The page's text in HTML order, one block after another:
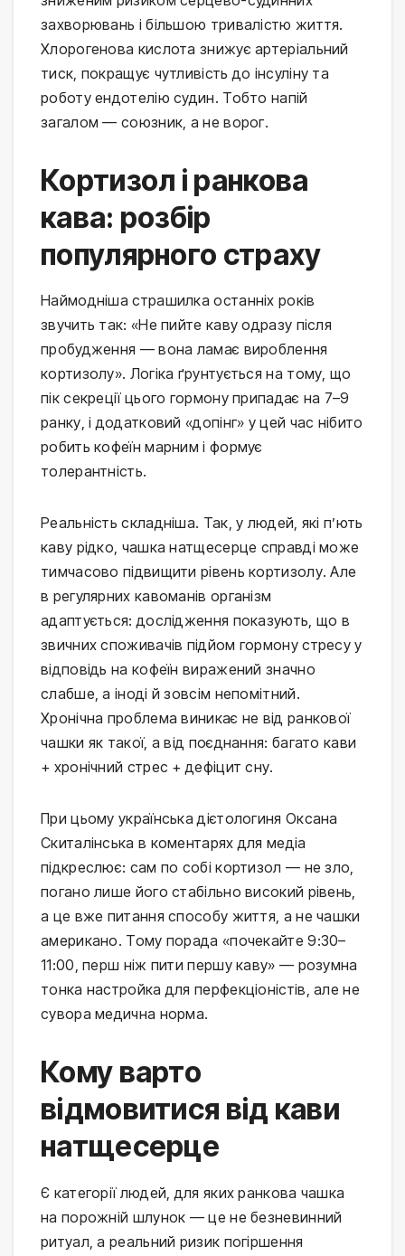
захворювань і більшою тривалістю життя.
Хлорогенова кислота знижує артеріальний
тиск, покращує чутливість до інсуліну та
роботу ендотелію судин. Тобто напій
загалом — союзник, а не ворог.
Кортизол і ранкова
кава: розбір
популярного страху
Наймодніша страшилка останніх років
звучить так: «Не пийте каву одразу після
пробудження — вона ламає вироблення
кортизолу». Логіка ґрунтується на тому, що
пік секреції цього гормону припадає на 7–9
ранку, і додатковий «допінг» у цей час нібито
робить кофеїн марним і формує
толерантність.
Реальність складніша. Так, у людей, які п’ють
каву рідко, чашка натщесерце справді може
тимчасово підвищити рівень кортизолу. Але
в регулярних кавоманів організм
адаптується: дослідження показують, що в
звичних споживачів підйом гормону стресу у
відповідь на кофеїн виражений значно
слабше, а іноді й зовсім непомітний.
Хронічна проблема виникає не від ранкової
чашки як такої, а від поєднання: багато кави
+ хронічний стрес + дефіцит сну.
При цьому українська дієтологиня Оксана
Скиталінська в коментарях для медіа
підкреслює: сам по собі кортизол — не зло,
погано лише його стабільно високий рівень,
а це вже питання способу життя, а не чашки
американо. Тому порада «почекайте 9:30–
11:00, перш ніж пити першу каву» — розумна
тонка настройка для перфекціоністів, але не
сувора медична норма.
Кому варто
відмовитися від кави
натщесерце
Є категорії людей, для яких ранкова чашка
на порожній шлунок — це не безневинний
ритуал, а реальний ризик погіршення